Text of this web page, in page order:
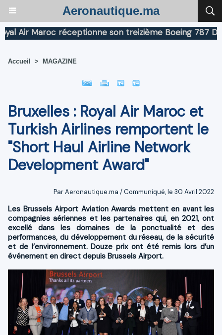
Aeronautique.ma
Maroc réceptionne son treizième Boeing 787
Accueil > MAGAZINE
Bruxelles : Royal Air Maroc et
Turkish Airlines remportent le
"Short Haul Airline Network
Development Award"
Par Aeronautique.ma / Communiqué, le 30 Avril 2022
Les Brussels Airport Aviation Awards mettent en avant les
compagnies aériennes et les partenaires qui, en 2021, ont
excellé dans les domaines de la ponctualité et des
performances, du développement du réseau, de la sécurité
et de l’environnement. Douze prix ont été remis lors d’un
événement en direct depuis Brussels Airport.